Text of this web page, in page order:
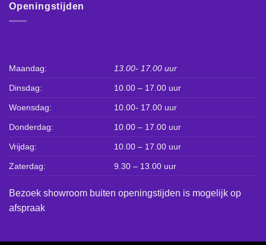
Openingstijden
Maandag: 13.00- 17.00 uur
Dinsdag: 10.00 – 17.00 uur
Woensdag: 10.00- 17.00 uur
Donderdag: 10.00 – 17.00 uur
Vrijdag: 10.00 – 17.00 uur
Zaterdag: 9.30 – 13.00 uur
Bezoek showroom buiten openingstijden is mogelijk op
afspraak